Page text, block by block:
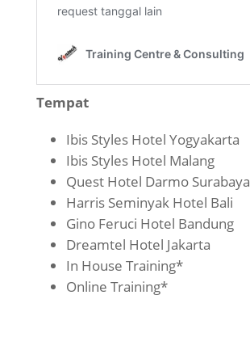
Tempat
Ibis Styles Hotel Yogyakarta
Ibis Styles Hotel Malang
Quest Hotel Darmo Surabaya
Harris Seminyak Hotel Bali
Gino Feruci Hotel Bandung
Dreamtel Hotel Jakarta
In House Training*
Online Training*